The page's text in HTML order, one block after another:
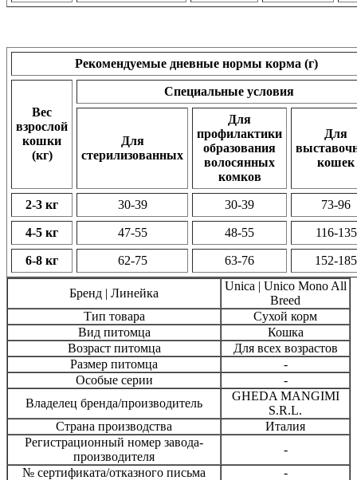
Рекомендуемые дневные нормы корма (г)
Вес
взрослой
кошки
(кг)
Специальные условия
Для
стерилизованных
Для
профилактики
образования
волосянных
комков
Для
кошек
2-3 кг 30-39 30-39 73-96
4-5 кг 47-55 48-55 116-135
6-8 кг 62-75 63-76 152-185
Бренд | Линейка
Unica | Unico Mono All
Breed
Тип товара
Сухой корм
Вид питомца
Кошка
Возраст питомца
Для всех возрастов
Размер питомца
-
Особые серии
-
Владелец бренда/производитель
GHEDA MANGIMI
S.R.L.
Страна производства
Италия
Регистрационный номер завода-
производителя
-
№ сертификата/отказного письма
-